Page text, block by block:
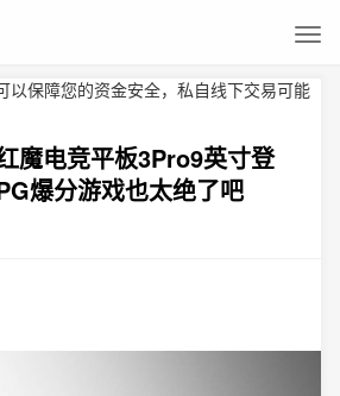
以保障您的资金安全，私自线下交易可能
魔电竞平板3Pro9英寸登
爆分游戏也太绝了吧